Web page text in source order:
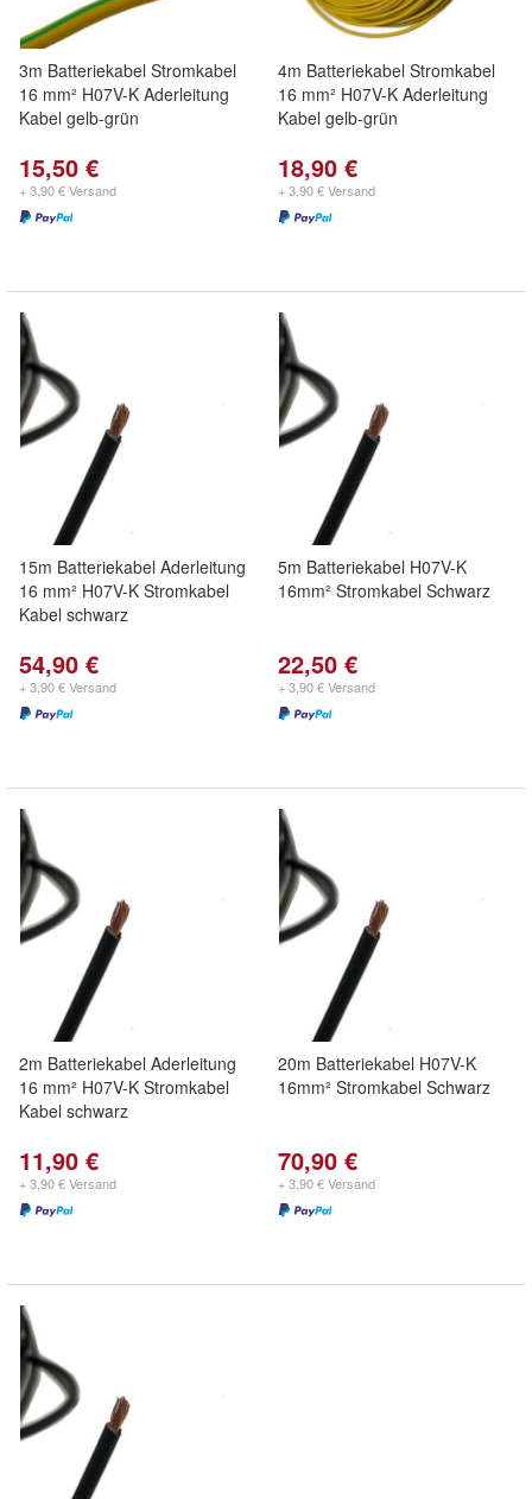
3m Batteriekabel Stromkabel
16 mm² H07V-K Aderleitung
Kabel gelb-grün
15,50 €
+ 3,90 € Versand
4m Batteriekabel Stromkabel
16 mm² H07V-K Aderleitung
Kabel gelb-grün
18,90 €
+ 3,90 € Versand
15m Batteriekabel Aderleitung
16 mm² H07V-K Stromkabel
Kabel schwarz
54,90 €
+ 3,90 € Versand
5m Batteriekabel H07V-K
16mm² Stromkabel Schwarz
22,50 €
+ 3,90 € Versand
2m Batteriekabel Aderleitung
16 mm² H07V-K Stromkabel
Kabel schwarz
11,90 €
+ 3,90 € Versand
20m Batteriekabel H07V-K
16mm² Stromkabel Schwarz
70,90 €
+ 3,90 € Versand